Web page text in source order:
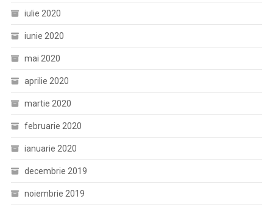
iulie 2020
iunie 2020
mai 2020
aprilie 2020
martie 2020
februarie 2020
ianuarie 2020
decembrie 2019
noiembrie 2019